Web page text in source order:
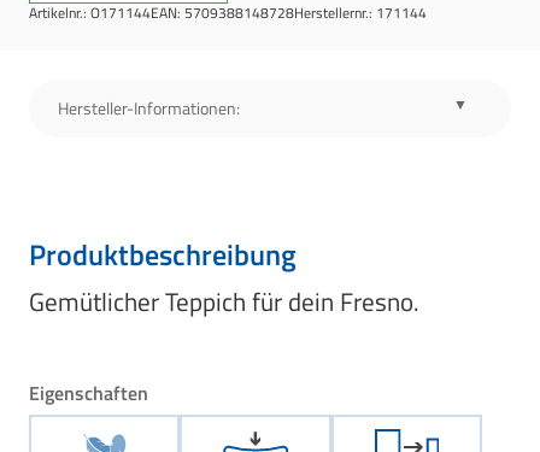
Artikelnr.: O171144EAN: 5709388148728Herstellernr.: 171144
Hersteller-Informationen:
Produktbeschreibung
Gemütlicher Teppich für dein Fresno.
Eigenschaften